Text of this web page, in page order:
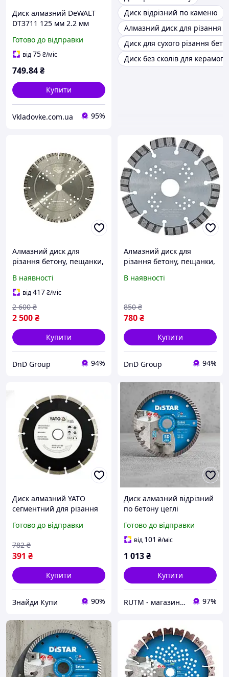
Диск алмазний DeWALT
DT3711 125 мм 2.2 мм
для резки будівельних
блоков и бетона
Готово до відправки
від75₴/міс
749.84₴
Купити
Vkladovke.com.ua 95%
Диск відрізний по каменю
Алмазний диск для різання
Диск для сухого різання
Диск без сколів для
Алмазний диск для
різання бетону, пещанки,
230х2.8х22.23 мм
(YA88HPAS230)
В наявності
від417₴/міс
2 500₴
2 600 ₴
Купити
DnD Group 94%
Алмазний диск для
різання бетону, пещанки,
125х2.4х22.23 мм
В наявності
780₴
850 ₴
Купити
DnD Group 94%
Диск алмазний YATO
сегментний для різання
висота 8 мм товщина 2 5
Готово до відправки
391 ₴
782 ₴
Купити
Знайди Купи 90%
Диск алмазний відрізний
по бетону цеглі
Extra 150×2,2×22,23 Distar
Готово до відправки
від 101 ₴/міс
1 013₴
Купити
RUTM - магазин якісних інструментів та обладнання 97%